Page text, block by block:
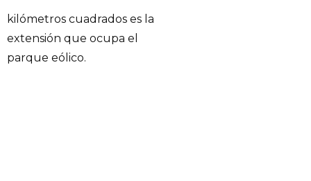
kilómetros cuadrados es la
extensión que ocupa el
parque eólico.